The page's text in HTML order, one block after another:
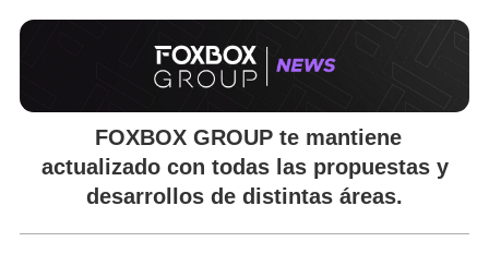
FOXBOX GROUPte mantiene
actualizado con todas las propuestas y
desarrollos de distintas áreas.